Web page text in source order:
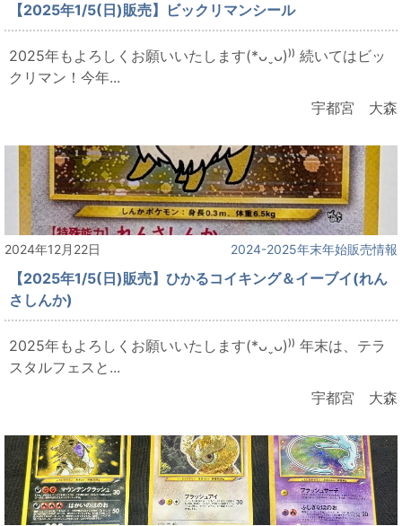
【2025年1/5(日)販売】ビックリマンシール
2025年もよろしくお願いいたします(*ᴗˬᴗ)⁾⁾ 続いてはビッ
クリマン！今年...
宇都宮 大森
2024年12月22日 2024-2025年末年始販売情報
【2025年1/5(日)販売】ひかるコイキング＆イーブイ(れん
さしんか)
2025年もよろしくお願いいたします(*ᴗˬᴗ)⁾⁾ 年末は、テラ
スタルフェスと...
宇都宮 大森